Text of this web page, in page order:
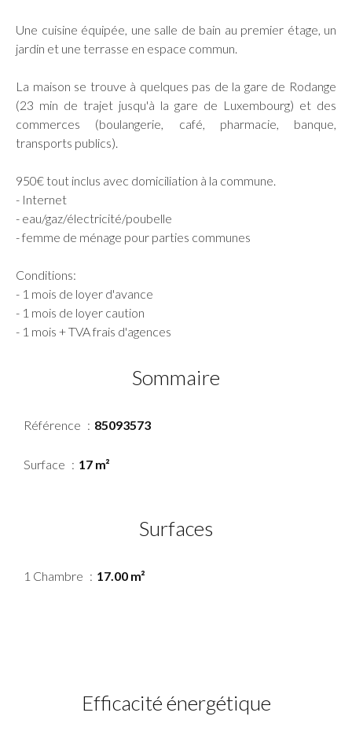
Une cuisine équipée, une salle de bain au premier étage, un
jardin et une terrasse en espace commun.
La maison se trouve à quelques pas de la gare de Rodange
(23 min de trajet jusqu'à la gare de Luxembourg) et des
commerces (boulangerie, café, pharmacie, banque,
transports publics).
950€ tout inclus avec domiciliation à la commune.
- Internet
- eau/gaz/électricité/poubelle
- femme de ménage pour parties communes
Conditions:
- 1 mois de loyer d'avance
- 1 mois de loyer caution
- 1 mois + TVA frais d'agences
Sommaire
Référence 85093573
Surface 17 m²
Surfaces
1 Chambre 17.00 m²
Efficacité énergétique